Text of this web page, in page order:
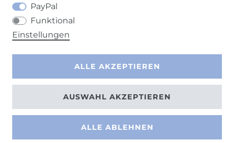
PayPal
Funktional
Einstellungen
ALLE AKZEPTIEREN
ALLE ABLEHNEN
AUSWAHL AKZEPTIEREN